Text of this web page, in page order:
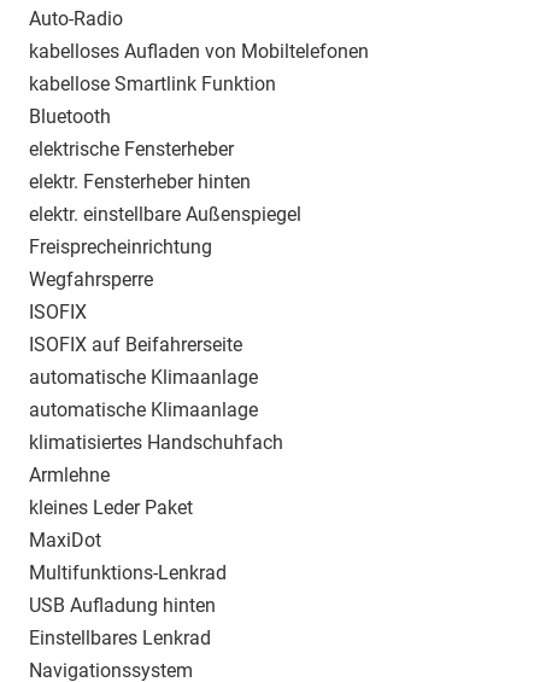
Auto-Radio
kabelloses Aufladen von Mobiltelefonen
kabellose Smartlink Funktion
Bluetooth
elektrische Fensterheber
elektr. Fensterheber hinten
elektr. einstellbare Außenspiegel
Freisprecheinrichtung
Wegfahrsperre
ISOFIX
ISOFIX auf Beifahrerseite
automatische Klimaanlage
automatische Klimaanlage
klimatisiertes Handschuhfach
Armlehne
kleines Leder Paket
MaxiDot
Multifunktions-Lenkrad
USB Aufladung hinten
Einstellbares Lenkrad
Navigationssystem